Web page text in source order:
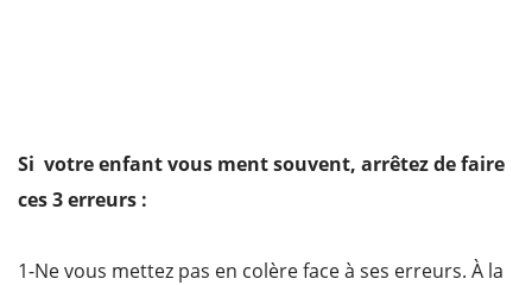
Si votre enfant vous ment souvent, arrêtez de faire
ces 3 erreurs :
1-Ne vous mettez pas en colère face à ses erreurs. À la